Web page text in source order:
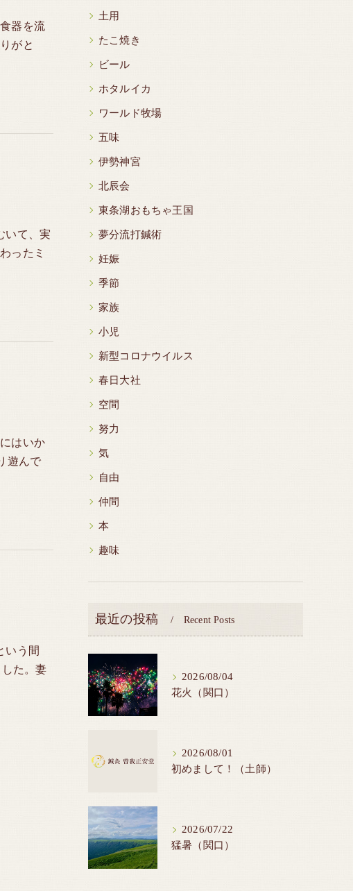
器を流
がと
いて、実
ったミ
はいか
遊んで
いう間
た。妻
土用
たこ焼き
ビール
ホタルイカ
ワールド牧場
五味
伊勢神宮
北辰会
東条湖おもちゃ王国
夢分流打鍼術
妊娠
季節
家族
小児
新型コロナウイルス
春日大社
空間
努力
気
自由
仲間
本
趣味
最近の投稿 Recent Posts
2026/08/04
花火（関口）
2026/08/01
初めまして！（土師）
2026/07/22
猛暑（関口）